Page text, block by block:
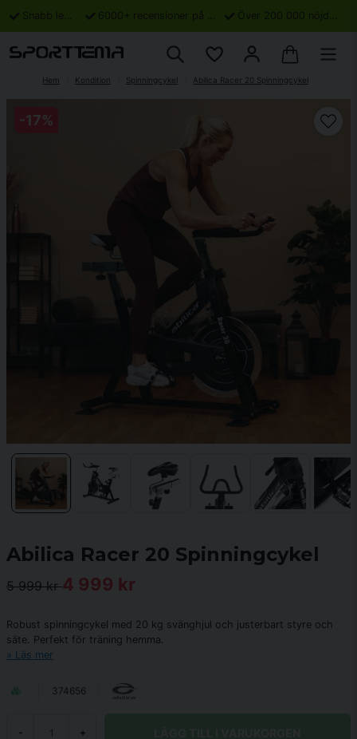
Snabb leverans 6000+ recensioner på Trustpilot Över 200 000 nöjda kunder
Hem Kondition Spinningcykel Abilica Racer 20 Spinningcykel
-17%
Abilica Racer 20 Spinningcykel
5 999 kr4 999 kr
Robust spinningcykel med 20 kg svänghjul och justerbart styre och
säte. Perfekt för träning hemma.
Läs mer
374656
- +